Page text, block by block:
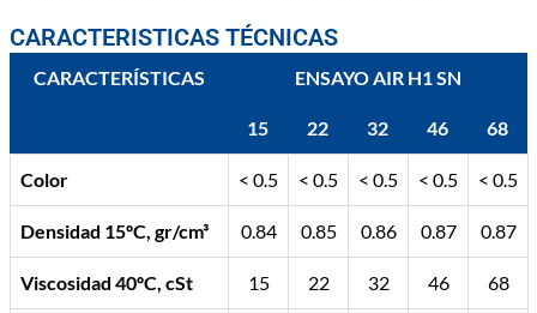
CARACTERISTICAS TÉCNICAS
CARACTERÍSTICAS ENSAYO AIR H1 SN
15 22 32 46 68
Color < 0.5 < 0.5 < 0.5 < 0.5 < 0.5
Densidad 15ºC, gr/cm³ 0.84 0.85 0.86 0.87 0.87
Viscosidad 40ºC, cSt 15 22 32 46 68